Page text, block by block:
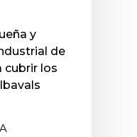
y
de
cubrir los